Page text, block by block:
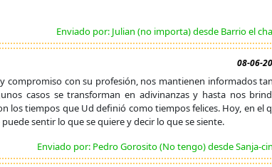
Enviado por: Julian (no importa) desde Barrio el
08-06-
compromiso con su profesión, nos mantienen informados
casos se transforman en adivinanzas y hasta nos
los tiempos que Ud definió como tiempos felices. Hoy, en el
sentir lo que se quiere y decir lo que se siente.
Enviado por: Pedro Gorosito (No tengo) desde Sanja-